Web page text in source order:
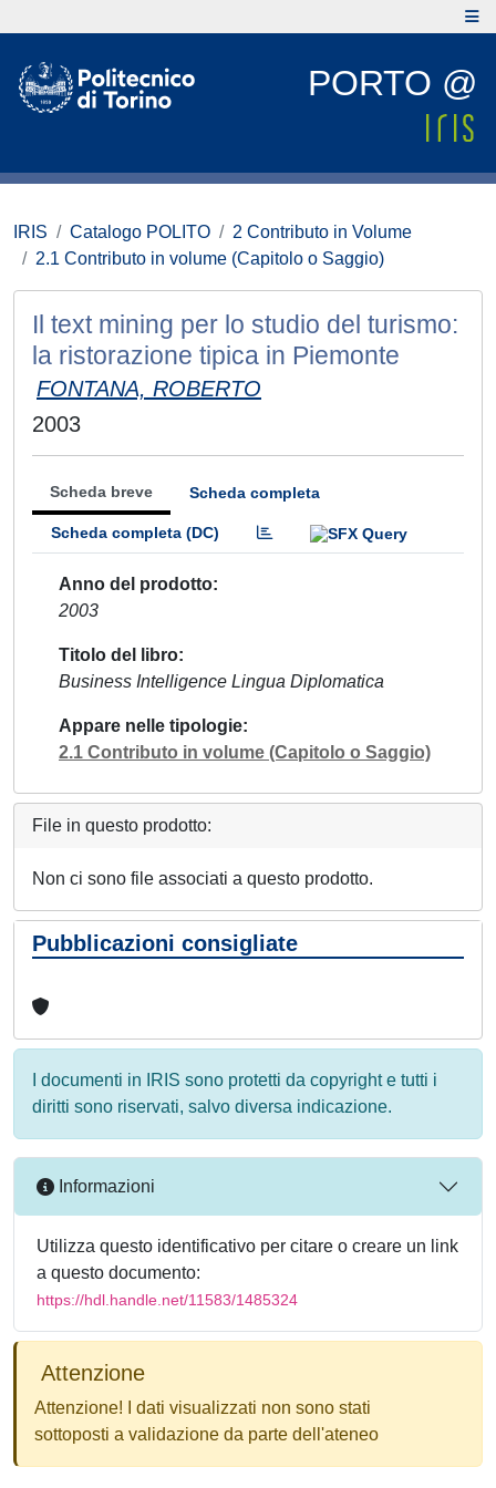
PORTO @
IRIS Catalogo POLITO
2 Contributo in Volume
2.1 Contributo in volume (Capitolo o Saggio)
Il text mining per lo studio del turismo:
la ristorazione tipica in Piemonte
FONTANA, ROBERTO
2003
Scheda breve Scheda completa
Scheda completa (DC)
Anno del prodotto
2003
Titolo del libro
Business Intelligence Lingua Diplomatica
Appare nelle tipologie
2.1 Contributo in volume (Capitolo o Saggio)
File in questo prodotto:
Non ci sono file associati a questo prodotto.
Pubblicazioni consigliate
I documenti in IRIS sono protetti da copyright e tutti i
diritti sono riservati, salvo diversa indicazione.
Informazioni
Utilizza questo identificativo per citare o creare un link
a questo documento:
https://hdl.handle.net/11583/1485324
Attenzione
Attenzione! I dati visualizzati non sono stati
sottoposti a validazione da parte dell'ateneo